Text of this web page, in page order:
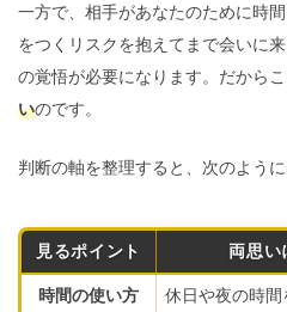
一方で、相手があなたのために時
をつくリスクを抱えてまで会いに
の覚悟が必要になります。だから
いのです。
判断の軸を整理すると、次のように
見るポイント 両思い
時間の使い方 休日や夜の時間